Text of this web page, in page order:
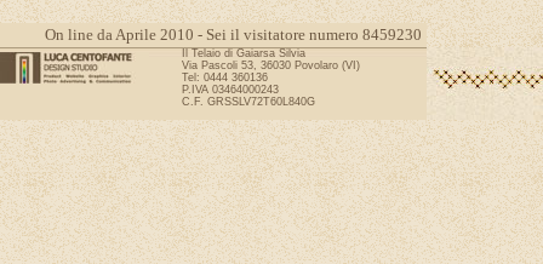
On line da Aprile 2010 - Sei il visitatore numero 8459230
Il Telaio di Gaiarsa Silvia
Via Pascoli 53, 36030 Povolaro (VI)
Tel: 0444 360136
P.IVA 03464000243
C.F. GRSSLV72T60L840G